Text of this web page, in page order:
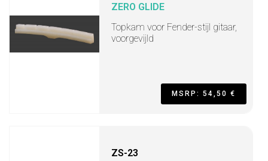
ZERO GLIDE
Topkam voor Fender-stijl gitaar,
voorgevijld
MSRP: 54,50 €
ZS-23